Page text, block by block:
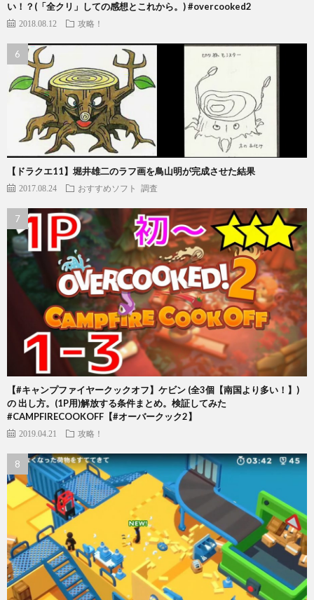
い！？(「全クリ」しての感想とこれから。) #overcooked2
2018.08.12 攻略！
【ドラクエ11】堀井雄二のラフ画を鳥山明が完成させた結果
2017.08.24 おすすめソフト 調査
【#キャンプファイヤークックオフ】ケビン (全3個【南国より多い！】)
の 出し方。(1P用)解放する条件まとめ。検証してみた
#CAMPFIRECOOKOFF【#オーバークック2】
2019.04.21 攻略！